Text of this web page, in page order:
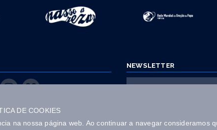
DE COOKIES
na nossa página web. Ao continuar a navegar consideramos
NEWSLETTER
definidos e para os fins